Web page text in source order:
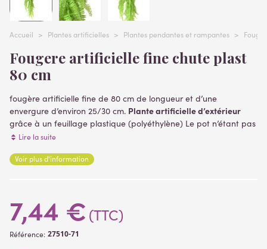
Accueil > Plantes artificielles > Plantes pendantes et rampantes >
Fougere artificielle fine chute plast
80 cm
fougère artificielle fine de 80 cm de longueur et d’une
envergure d’environ 25/30 cm. Plante artificielle d’extérieur
grâce à un feuillage plastique (polyéthylène) Le pot n’étant pas
fourni, elle est munie d’un pic (piquet) d’environ 5 cm afin de
Lire la suite
Voir plus d'information
7,44 € (TTC)
Référence: 27510-71